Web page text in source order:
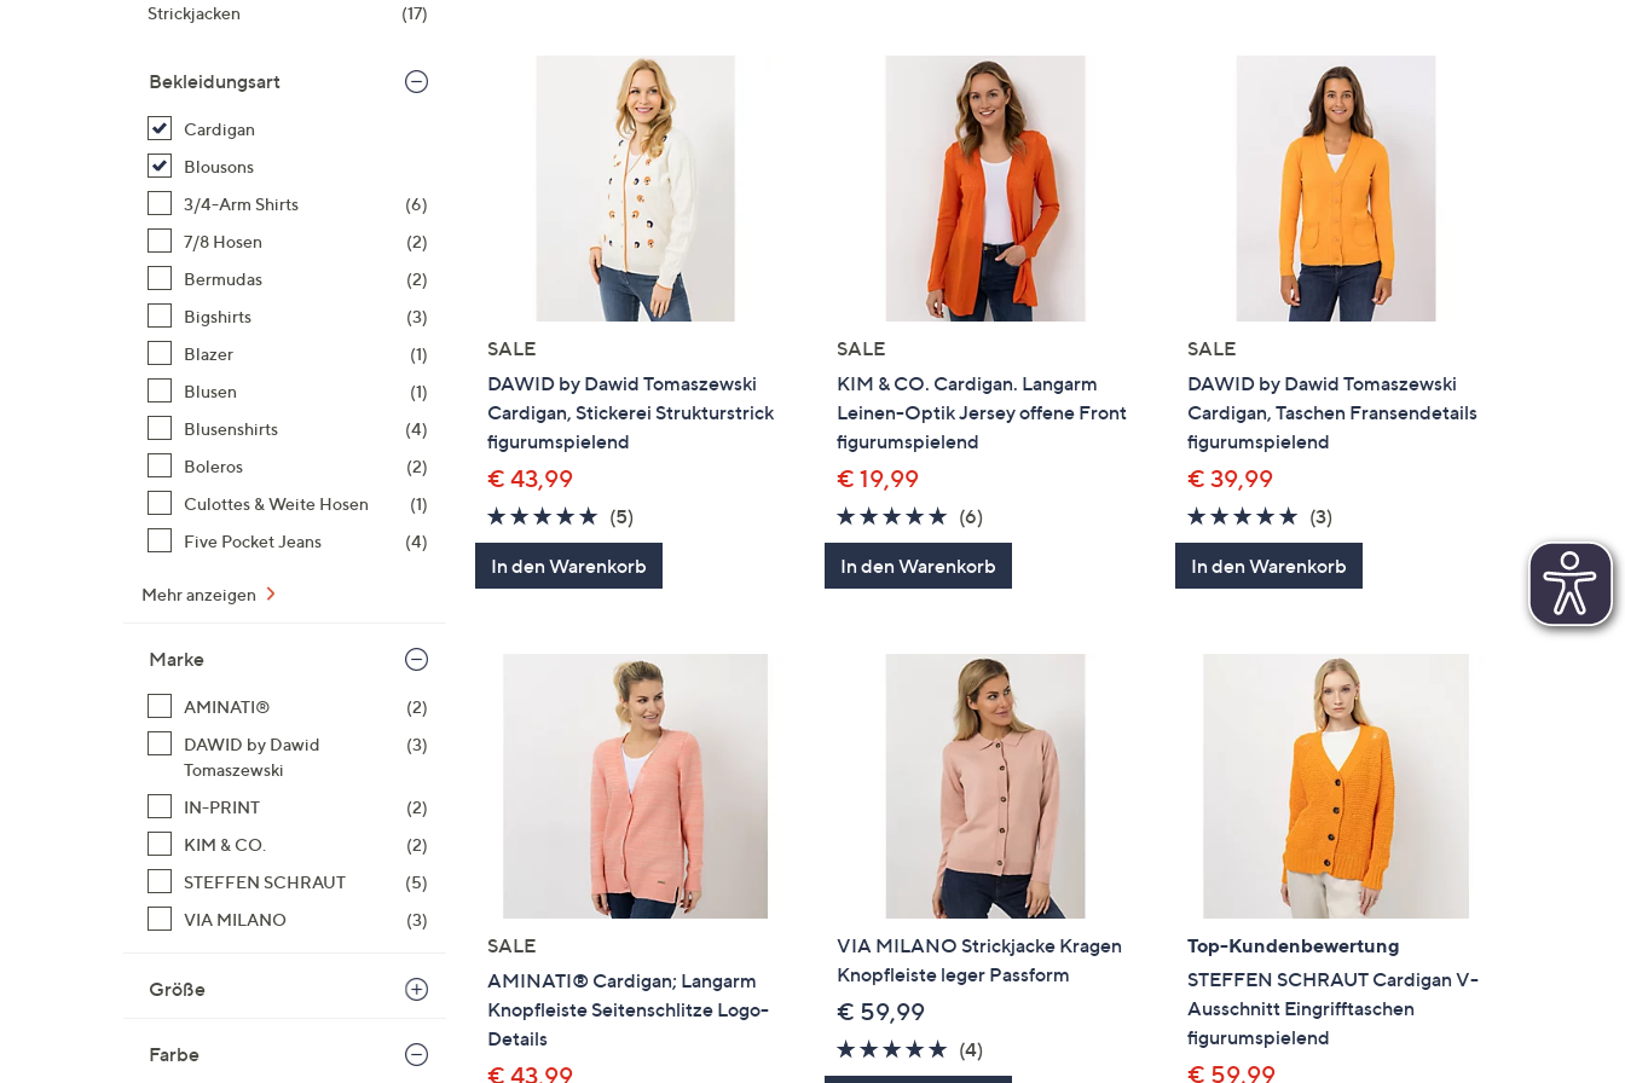
anzuzeigen.
Strickjacken
(17)
Bekleidungsart
Cardigan
Blousons
3/4-Arm Shirts
(6)
7/8 Hosen
(2)
Bermudas
(2)
Bigshirts
(3)
Blazer
(1)
Blusen
(1)
Blusenshirts
(4)
Boleros
(2)
Culottes & Weite Hosen
(1)
Five Pocket Jeans
(4)
Mehr anzeigen
Marke
AMINATI®
(2)
DAWID by Dawid
Tomaszewski
(3)
IN-PRINT
(2)
KIM & CO.
(2)
STEFFEN SCHRAUT
(5)
VIA MILANO
(3)
Größe
Farbe
SALE
DAWID by Dawid Tomaszewski
Cardigan, Stickerei Strukturstrick
figurumspielend
€ 43,99
5.0
von
5
(5)5
Bewertungen
In den Warenkorb
SALE
KIM & CO. Cardigan. Langarm
Leinen-Optik Jersey offene Front
figurumspielend
€ 19,99
5.0
von
5
(6)
Bewertungen
In den Warenkorb
SALE
DAWID by Dawid Tomaszewski
Cardigan, Taschen Fransendetails
figurumspielend
€ 39,99
5.0
von
5
(3)
Bewertungen
In den Warenkorb
SALE
AMINATI® Cardigan; Langarm
Knopfleiste Seitenschlitze Logo-
Details
€ 43,99
VIA MILANO Strickjacke Kragen
Knopfleiste leger Passform
€ 59,99
5.0
von
(4)
Bewertungen
Top-Kundenbewertung
STEFFEN SCHRAUT Cardigan V-
Ausschnitt Eingrifftaschen
figurumspielend
€ 59,99